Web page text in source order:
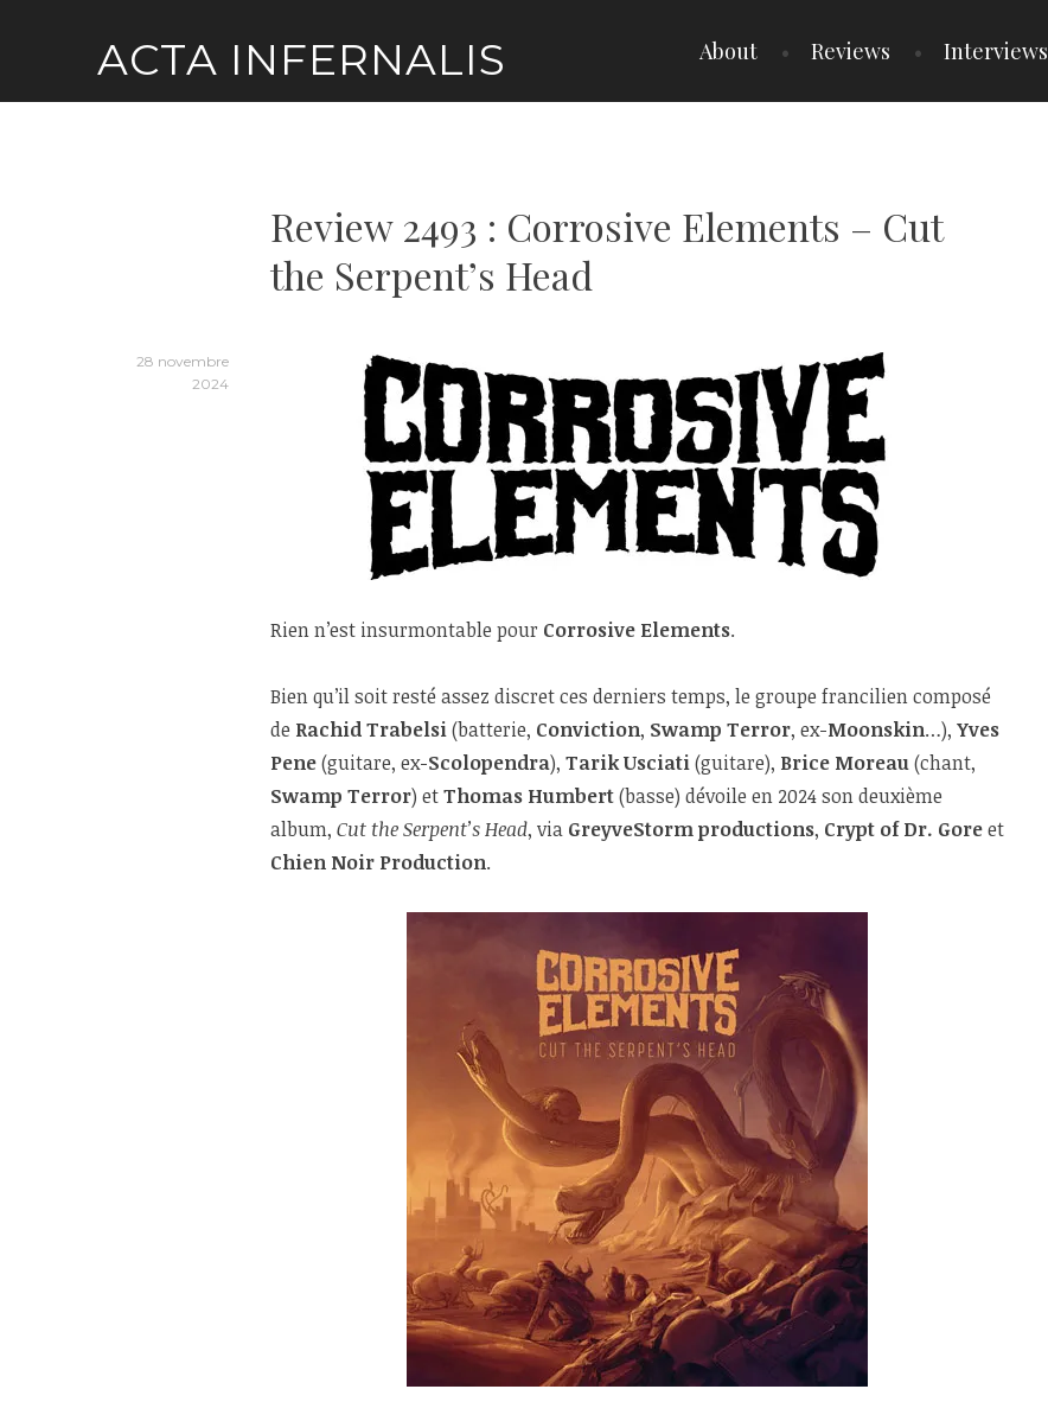
ACTA INFERNALIS About Reviews Interviews
Review 2493 : Corrosive Elements – Cut
the Serpent’s Head
28 novembre
2024
Rien n’est insurmontable pour Corrosive Elements.
Bien qu’il soit resté assez discret ces derniers temps, le groupe francilien composé
de Rachid Trabelsi(batterie, Conviction, Swamp Terror, ex-Moonskin…), Yves
Pene(guitare, ex-Scolopendra), Tarik Usciati(guitare), Brice Moreau(chant,
Swamp Terror) etThomas Humbert(basse) dévoile en 2024 son deuxième
album, Cut the Serpent’s Head, via GreyveStorm productions, Crypt of Dr. Goreet
Chien Noir Production.